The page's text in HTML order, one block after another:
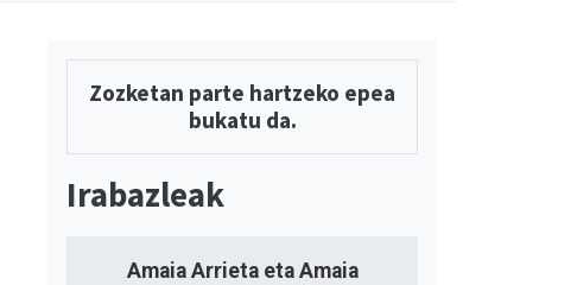
Zozketan parte hartzeko epea
bukatu da.
Irabazleak
Amaia Arrieta eta Amaia